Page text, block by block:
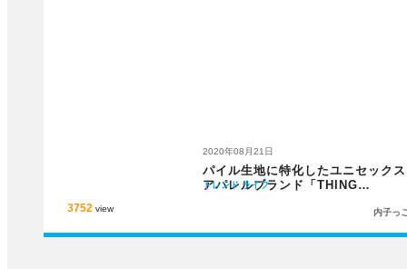
3752 view
2020年08月21日
パイル生地に特化したユニセックス
アパレルブランド「THING
トレンド ライフ
内子っ